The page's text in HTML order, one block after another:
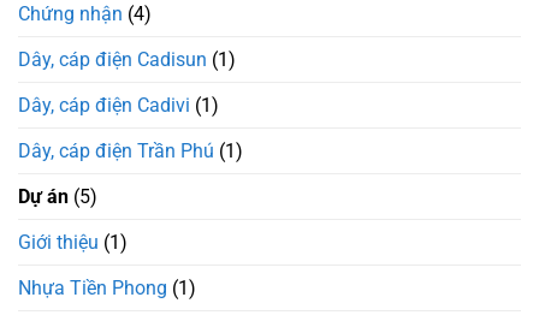
Chứng nhận (4)
Dây, cáp điện Cadisun (1)
Dây, cáp điện Cadivi (1)
Dây, cáp điện Trần Phú (1)
Dự án (5)
Giới thiệu (1)
Nhựa Tiền Phong (1)